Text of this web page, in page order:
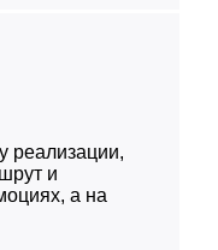
реализации,
и
а на